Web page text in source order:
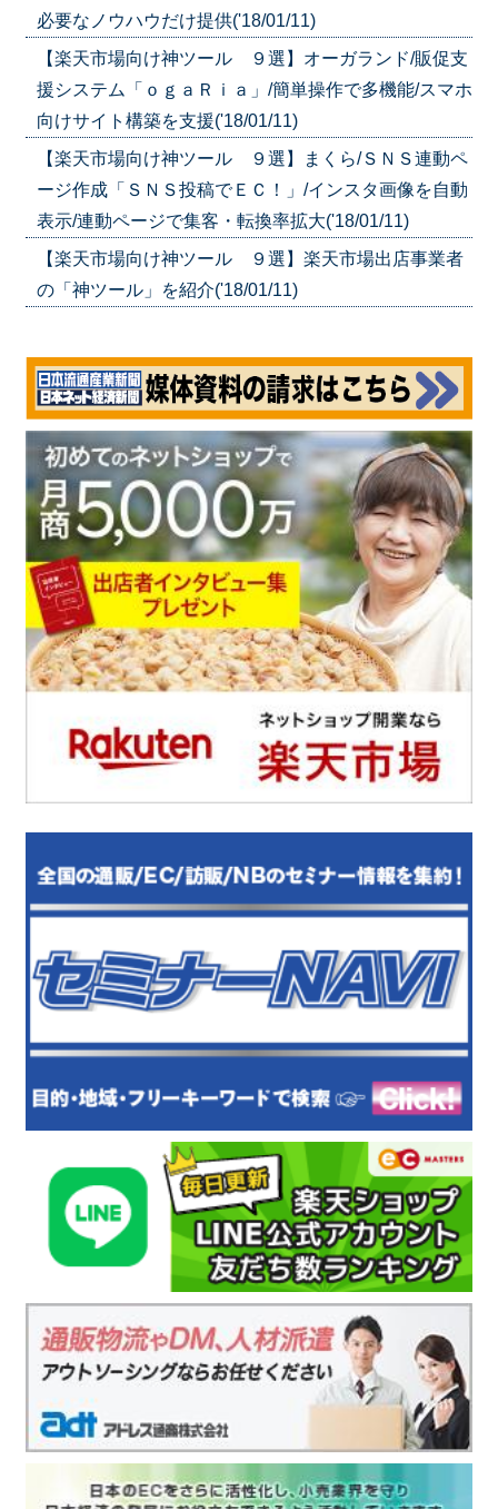
必要なノウハウだけ提供('18/01/11)
【楽天市場向け神ツール ９選】オーガランド/販促支
援システム「ｏｇａＲｉａ」/簡単操作で多機能/スマホ
向けサイト構築を支援('18/01/11)
【楽天市場向け神ツール ９選】まくら/ＳＮＳ連動ペ
ージ作成「ＳＮＳ投稿でＥＣ！」/インスタ画像を自動
表示/連動ページで集客・転換率拡大('18/01/11)
【楽天市場向け神ツール ９選】楽天市場出店事業者
の「神ツール」を紹介('18/01/11)